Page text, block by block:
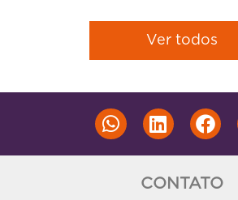
Ver todos
CONTATO